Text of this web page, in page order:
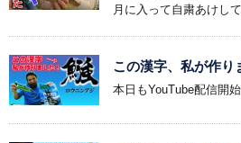
月に入って自粛あけし
この漢字、私が作り
本日もYouTube配信開